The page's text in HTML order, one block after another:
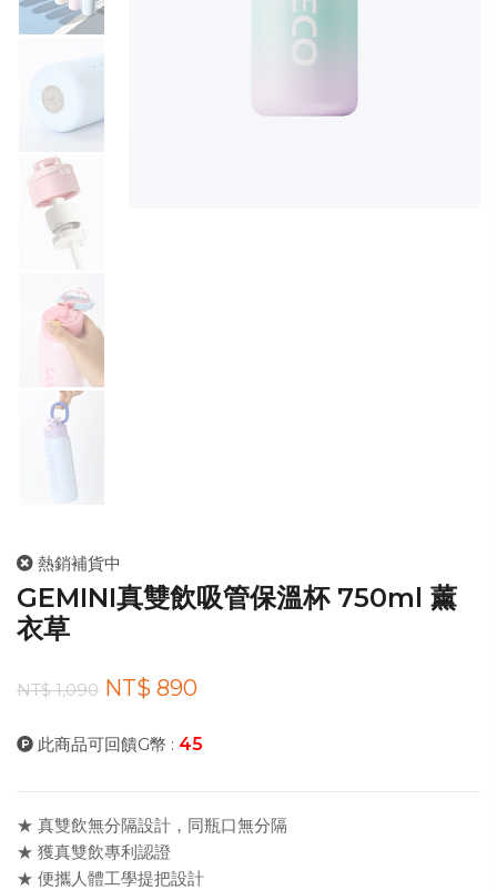
熱銷補貨中
GEMINI真雙飲吸管保溫杯 750ml 薰
衣草
NT$ 1,090 NT$ 890
此商品可回饋G幣 : 45
★ 真雙飲無分隔設計，同瓶口無分隔
★ 獲真雙飲專利認證
★ 便攜人體工學提把設計